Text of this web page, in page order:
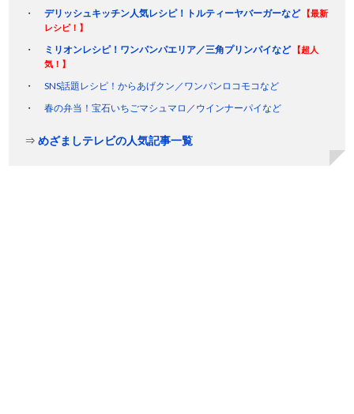
デリッシュキッチン人気レシピ！トルティーヤバーガーなど
【最新
レシピ！】
ミリオンレシピ！ワンパンパエリア／三角プリンパイなど
【超人
気！】
SNS話題レシピ！からあげクン／ワンパンロコモコなど
春の弁当！宝石いちごマシュマロ／ウインナーパイなど
⇒めざましテレビの人気記事一覧